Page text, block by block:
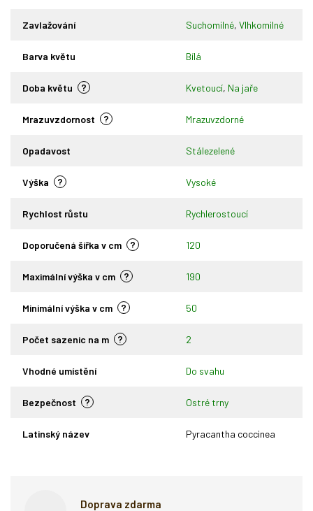
Zavlažování Suchomilné, Vlhkomilné
Barva květu Bílá
?
Doba květu Kvetoucí, Na jaře
?
Mrazuvzdornost Mrazuvzdorné
Opadavost Stálezelené
?
Výška Vysoké
Rychlost růstu Rychlerostoucí
?
Doporučená šířka v cm 120
?
Maximální výška v cm 190
?
Minimální výška v cm 50
?
Počet sazenic na m 2
Vhodné umístění Do svahu
?
Bezpečnost Ostré trny
Latinský název Pyracantha coccinea
Doprava zdarma